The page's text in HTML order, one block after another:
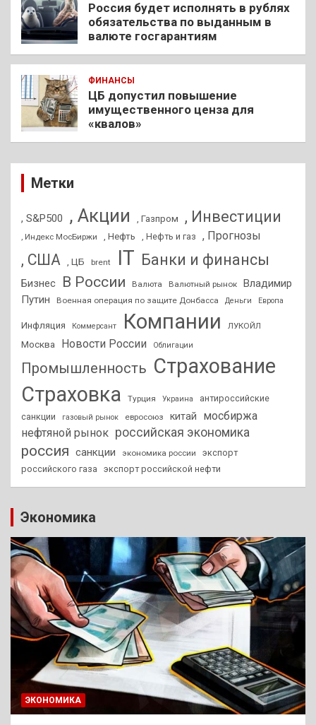
Россия будет исполнять в рублях
обязательства по выданным в
валюте госгарантиям
ФИНАНСЫ
ЦБ допустил повышение
имущественного ценза для
«квалов»
Метки
, S&P500 , Акции , Газпром , Инвестиции
, Индекс МосБиржи , Нефть , Нефть и газ , Прогнозы
, США , ЦБ brent IT Банки и финансы
Бизнес В России Валюта Валютный рынок
Владимир
Путин
Военная операция по защите Донбасса Деньги Европа
Инфляция Коммерсант Компании ЛУКОЙЛ
Москва Новости России Облигации
Промышленность Страхование
Страховка
Турция Украина
антироссийские
санкции
газовый рынок евросоюз китай
мосбиржа
нефтяной рынок российская экономика
россия санкции экономика россии
экспорт
российского газа
экспорт российской нефти
Экономика
ЭКОНОМИКА